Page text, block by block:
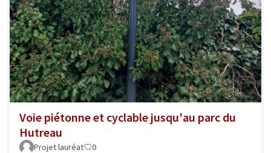
Voie piétonne et cyclable jusqu'au parc du
Hutreau
Projet lauréat 0